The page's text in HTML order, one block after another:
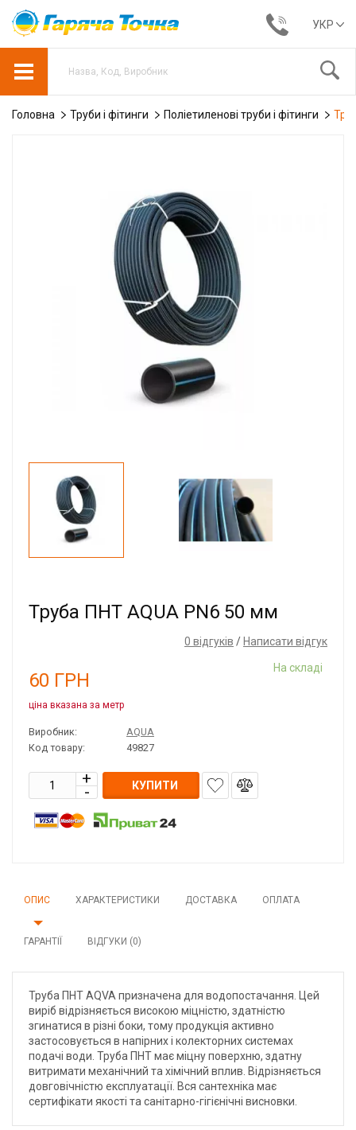
УКР
Головна Труби і фітинги Поліетиленові труби і фітинги
Труба ПНТ AQUA PN6 50 мм
0 відгуків / Написати відгук
60 ГРН
На складі
ціна вказана за метр
Виробник:
AQUA
Код товару:
49827
КУПИТИ
ОПИС ХАРАКТЕРИСТИКИ ДОСТАВКА ОПЛАТА
ГАРАНТІЇ ВІДГУКИ (0)
Труба ПНТ AQVA призначена для водопостачання. Цей
виріб відрізняється високою міцністю, здатністю
згинатися в різні боки, тому продукція активно
застосовується в напірних і колекторних системах
подачі води. Труба ПНТ має міцну поверхню, здатну
витримати механічний та хімічний вплив. Відрізняється
довговічністю експлуатації. Вся сантехніка має
сертифікати якості та санітарно-гігієнічні висновки.